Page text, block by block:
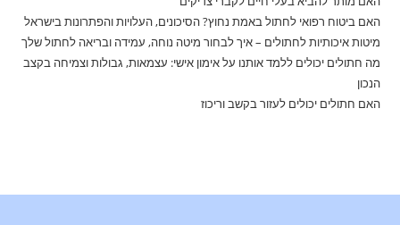
האם ביטוח רפואי לחתול באמת נחוץ? הסיכונים, העלויות והפתרונות בישראל
מיטות איכותיות לחתולים – איך לבחור מיטה נוחה, עמידה ובריאה לחתול שלך
מה חתולים יכולים ללמד אותנו על אימון אישי: עצמאות, גבולות וצמיחה בקצב
הנכון
האם חתולים יכולים לעזור בקשב וריכוז